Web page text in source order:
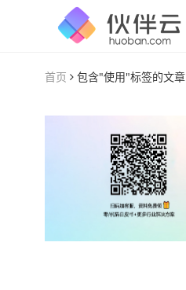
首页 包含"使用"标签的文章